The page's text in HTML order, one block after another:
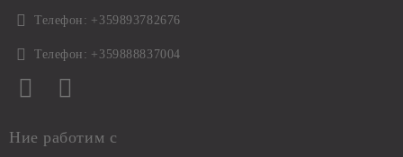
Телефон: +359893782676
Телефон: +359888837004
Ние работим с